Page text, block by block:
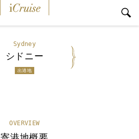
Sydney
シドニー
出港地
OVERVIEW